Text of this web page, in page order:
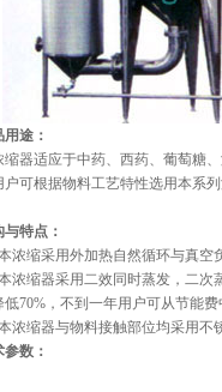
途：
适应于中药、西药、葡萄糖、
户可根据物料工艺特性选用本系
特点：
缩采用外加热自然循环与真空
缩器采用二效同时蒸发，二次
低70%，不到一年用户可从节能
缩器与物料接触部位均采用不
数：